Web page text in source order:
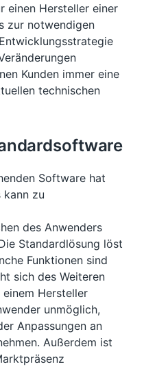
einen Hersteller einer
zur notwendigen
Kunden immer eine
technischen
Software hat
kann zu
des Anwenders
Standardlösung löst
Funktionen sind
sich des Weiteren
Hersteller
unmöglich,
Anpassungen an
Außerdem ist